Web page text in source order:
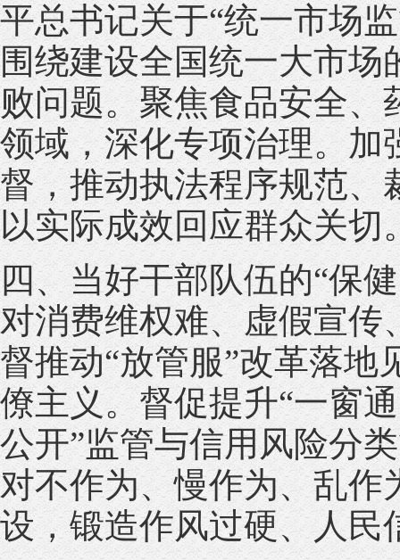
平总书记关于“统一市场
围绕建设全国统一大市
败问题。聚焦食品安全
领域，深化专项治理。加
督，推动执法程序规范、
以实际成效回应群众关切
四、当好干部队伍的“保
对消费维权难、虚假宣
督推动“放管服”改革落
僚主义。督促提升“一窗
公开”监管与信用风险分
对不作为、慢作为、乱
设，锻造作风过硬、人民